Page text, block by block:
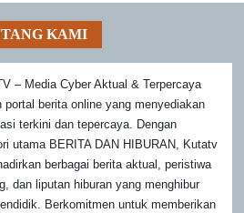
KAMI
– Media Cyber Aktual & Terpercaya
portal berita online yang menyediakan
terkini dan tepercaya. Dengan
utama BERITA DAN HIBURAN, Kutatv
berbagai berita aktual, peristiwa
dan liputan hiburan yang menghibur
Berkomitmen untuk memberikan